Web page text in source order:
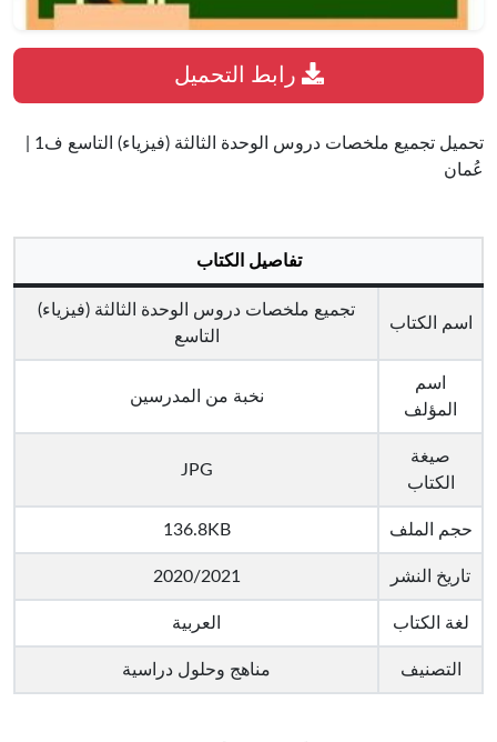
عُمان
تفاصيل الكتاب
اسم الكتاب
تجميع ملخصات دروس الوحدة الثالثة (فيزياء)
التاسع
اسم
المؤلف
نخبة من المدرسين
صيغة
الكتاب
JPG
حجم الملف 136.8KB
تاريخ النشر 2020/2021
لغة الكتاب العربية
التصنيف مناهج وحلول دراسية